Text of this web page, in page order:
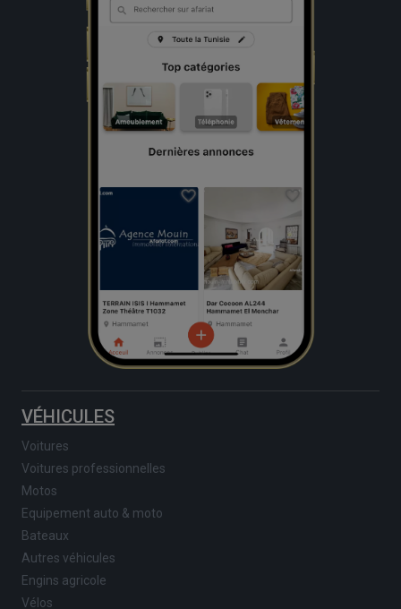
VÉHICULES
Voitures
Voitures professionnelles
Motos
Equipement auto & moto
Bateaux
Autres véhicules
Engins agricole
Vélos